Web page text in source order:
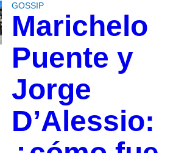
GOSSIP
Marichelo
Puente y
Jorge
D’Alessio: